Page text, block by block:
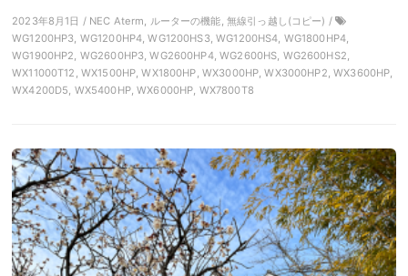
2023年8月1日 / NEC Aterm, ルーターの機能, 無線引っ越し(コピー) /
WG1200HP3, WG1200HP4, WG1200HS3, WG1200HS4, WG1800HP4,
WG1900HP2, WG2600HP3, WG2600HP4, WG2600HS, WG2600HS2,
WX11000T12, WX1500HP, WX1800HP, WX3000HP, WX3000HP2, WX3600HP,
WX4200D5, WX5400HP, WX6000HP, WX7800T8